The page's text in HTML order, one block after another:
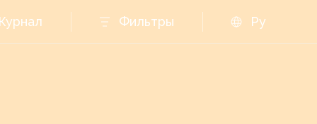
Фильтры Ру